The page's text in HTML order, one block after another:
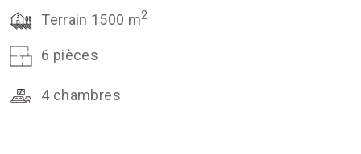
Terrain 1500 m2
6 pièces
4 chambres